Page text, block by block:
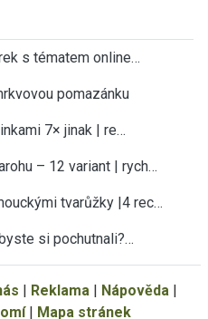
s tématem online…
pomazánku
7× jinak | re…
– 12 variant | rych…
tvarůžky |4 rec…
si pochutnali?…
| Reklama | Nápověda |
| Mapa stránek